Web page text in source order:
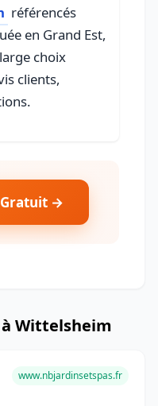
référencés
en Grand Est,
choix
clients,
Gratuit →
Wittelsheim
www.nbjardinsetspas.fr